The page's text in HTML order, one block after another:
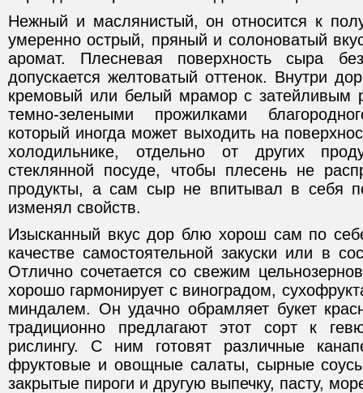
Нежный и маслянистый, он относится к
умеренно острый, пряный и солоноватый
аромат. Плесневая поверхность сыра
допускается желтоватый оттенок. Внутри
кремовый или белый мрамор с затейливым
темно-зелеными прожилками
который иногда может выходить на
холодильнике, отдельно от других
стеклянной посуде, чтобы плесень не
продукты, а сам сыр не впитывал в себя
изменял свойств.
Изысканный вкус дор блю хорош сам по
качестве самостоятельной закуски или в
Отлично сочетается со свежим
хорошо гармонирует с виноградом,
миндалем. Он удачно обрамляет букет
традиционно предлагают этот сорт к
рислингу. С ним готовят различные
фруктовые и овощные салаты, сырные
закрытые пироги и другую выпечку, пасту,